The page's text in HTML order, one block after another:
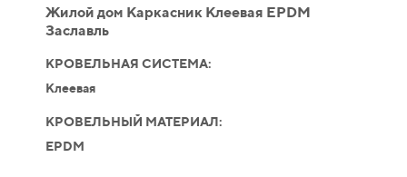
Жилой дом Каркасник Клеевая EPDM
Заславль
КРОВЕЛЬНАЯ СИСТЕМА:
Клеевая
КРОВЕЛЬНЫЙ МАТЕРИАЛ:
EPDM